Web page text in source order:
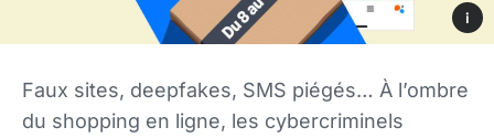
i
Faux sites, deepfakes, SMS piégés… À l’ombre
du shopping en ligne, les cybercriminels